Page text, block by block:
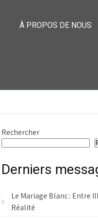
À PROPOS DE NOUS
Rechercher
Derniers
Le Mariage Blanc : Entre
Réalité